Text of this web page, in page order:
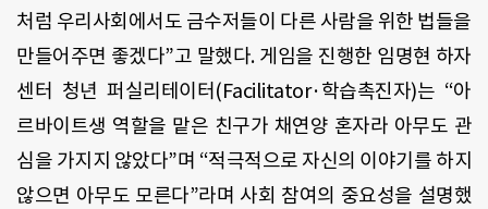
처럼 우리사회에서도 금수저들이 다른 사람을 위한 법들을
만들어주면 좋겠다”고 말했다. 게임을 진행한 임명현 하자
센터 청년 퍼실리테이터(Facilitator·학습촉진자)는 “아
르바이트생 역할을 맡은 친구가 채연양 혼자라 아무도 관
심을 가지지 않았다”며 “적극적으로 자신의 이야기를 하지
않으면 아무도 모른다”라며 사회 참여의 중요성을 설명했